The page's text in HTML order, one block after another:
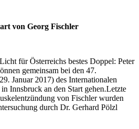
von Georg Fischler
für Österreichs bestes Doppel: Peter
gemeinsam bei den 47.
Januar 2017) des Internationalen
Innsbruck an den Start gehen.Letzte
von Fischler wurden
durch Dr. Gerhard Pölzl